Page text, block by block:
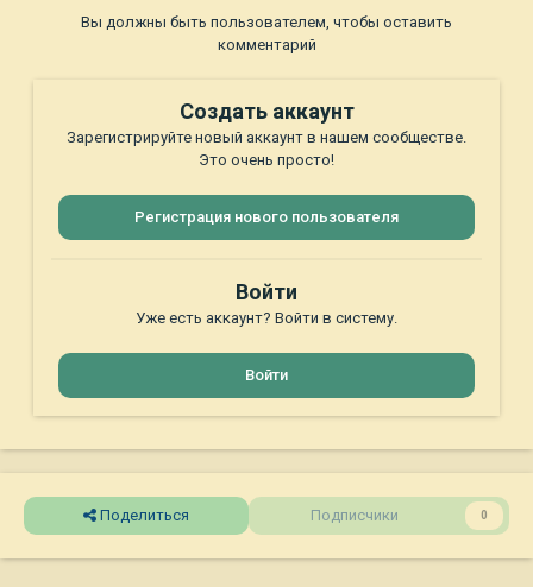
Вы должны быть пользователем, чтобы оставить
комментарий
Создать аккаунт
Зарегистрируйте новый аккаунт в нашем сообществе.
Это очень просто!
Регистрация нового пользователя
Войти
Уже есть аккаунт? Войти в систему.
Войти
Поделиться Подписчики 0